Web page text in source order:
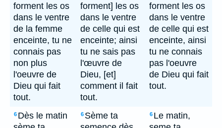
forment les os
dans le ventre
de la femme
enceinte, tu ne
connais pas
non plus
l'oeuvre de
Dieu qui fait
tout.
forment] les os
dans le ventre
de celle qui est
enceinte; ainsi
tu ne sais pas
l'œuvre de
Dieu, [et]
comment il fait
tout.
forment les os
dans le ventre
de celle qui est
enceinte, ainsi
tu ne connais
pas l'oeuvre
de Dieu qui fait
tout.
6 Dès le matin
6 Sème ta
6 Le matin,